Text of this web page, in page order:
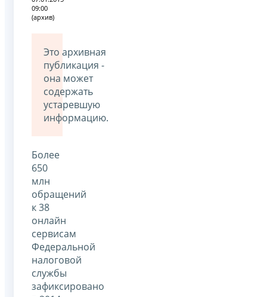
09:00
(архив)
Это архивная
публикация -
она может
содержать
устаревшую
информацию.
Более
650
млн
обращений
к 38
онлайн
сервисам
Федеральной
налоговой
службы
зафиксировано